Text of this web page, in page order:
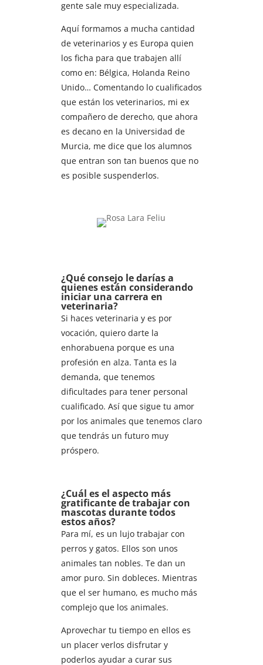
gente sale muy especializada.
Aquí formamos a mucha cantidad
de veterinarios y es Europa quien
los ficha para que trabajen allí
como en: Bélgica, Holanda Reino
Unido… Comentando lo cualificados
que están los veterinarios, mi ex
compañero de derecho, que ahora
es decano en la Universidad de
Murcia, me dice que los alumnos
que entran son tan buenos que no
es posible suspenderlos.
¿Qué consejo le darías a
quienes están considerando
iniciar una carrera en
veterinaria?
Si haces veterinaria y es por
vocación, quiero darte la
enhorabuena porque es una
profesión en alza. Tanta es la
demanda, que tenemos
dificultades para tener personal
cualificado. Así que sigue tu amor
por los animales que tenemos claro
que tendrás un futuro muy
próspero.
¿Cuál es el aspecto más
gratificante de trabajar con
mascotas durante todos
estos años?
Para mí, es un lujo trabajar con
perros y gatos. Ellos son unos
animales tan nobles. Te dan un
amor puro. Sin dobleces. Mientras
que el ser humano, es mucho más
complejo que los animales.
Aprovechar tu tiempo en ellos es
un placer verlos disfrutar y
poderlos ayudar a curar sus